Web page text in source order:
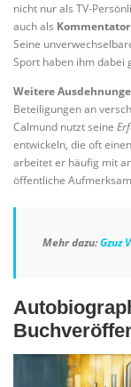
nicht nur als TV-
auch als
Seine
Sport haben ihm dabei
Weitere
Beteiligungen an
Calmund nutzt seine
entwickeln, die oft
arbeitet er häufig mit
öffentliche
Mehr dazu:Gzuz